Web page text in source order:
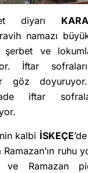
diyarı
namazı
şerbet ve
İftar
göz
iftar
kalbi İSKEÇE
ruhu
ve Ramazan